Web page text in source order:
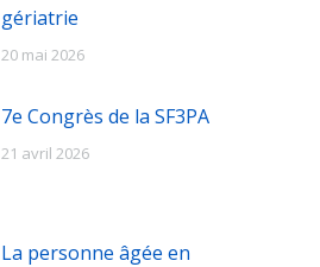
gériatrie
20 mai 2026
7e Congrès de la SF3PA
21 avril 2026
La personne âgée en